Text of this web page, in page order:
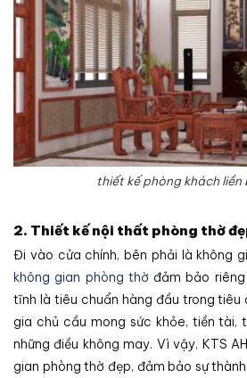
thiết kế phòng khách liền
2. Thiết kế nội thất phòng thờ
Đi vào cửa chính, bên phải là không
không gian phòng thờ đảm bảo
tĩnh là tiêu chuẩn hàng đầu trong tiêu
gia chủ cầu mong sức khỏe, tiền tài,
những điều không may. Vì vậy, KTS
gian phòng thờ đẹp, đảm bảo sự